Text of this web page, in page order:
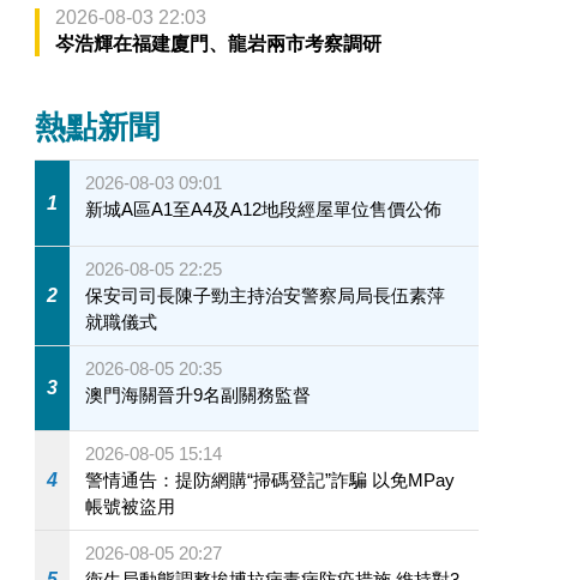
2026-08-03 22:03
岑浩輝在福建廈門、龍岩兩市考察調研
熱點新聞
1
2026-08-03 09:01
新城A區A1至A4及A12地段經屋單位售價公佈
2
2026-08-05 22:25
保安司司長陳子勁主持治安警察局局長伍素萍
就職儀式
3
2026-08-05 20:35
澳門海關晉升9名副關務監督
4
2026-08-05 15:14
警情通告：提防網購“掃碼登記”詐騙 以免MPay
帳號被盜用
2026-08-05 20:27